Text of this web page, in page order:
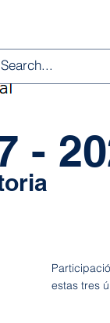
-
estas tres